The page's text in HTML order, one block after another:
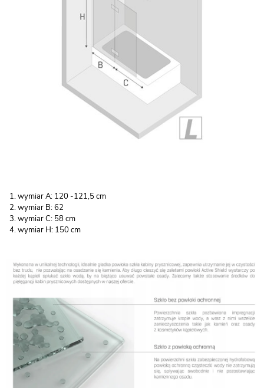
wymiar A: 120 -121,5 cm
wymiar B: 62
wymiar C: 58 cm
wymiar H: 150 cm